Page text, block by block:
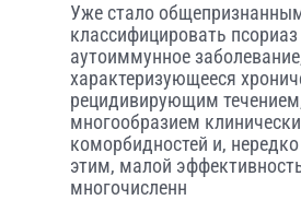
Уже стало
классифицировать
аутоиммунное
характеризующееся
рецидивирующим
многообразием
коморбидностей и,
этим, малой
многочисленн